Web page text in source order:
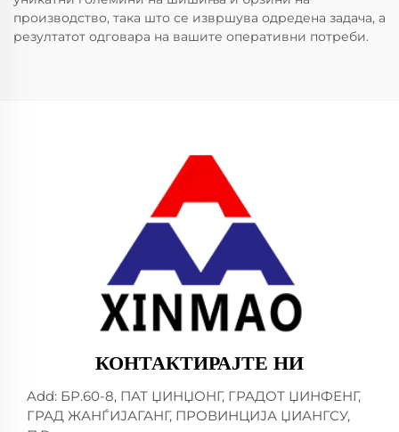
производство, така што се извршува одредена задача, а
резултатот одговара на вашите оперативни потреби.
КОНТАКТИРАЈТЕ НИ
Add: БР.60-8, ПАТ ЏИНЏОНГ, ГРАДОТ ЏИНФЕНГ,
ГРАД ЖАНЃИЈАГАНГ, ПРОВИНЦИЈА ЏИАНГСУ,